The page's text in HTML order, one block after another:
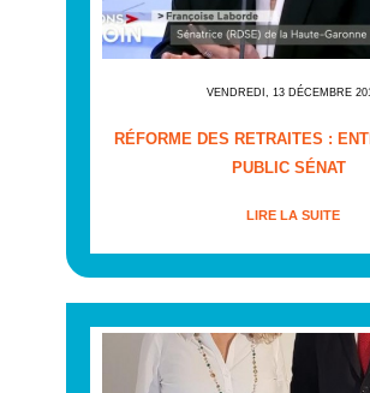
VENDREDI, 13 DÉCEMBRE
RÉFORME DES RETRAITES :
PUBLIC SÉNAT
LIRE LA SUITE